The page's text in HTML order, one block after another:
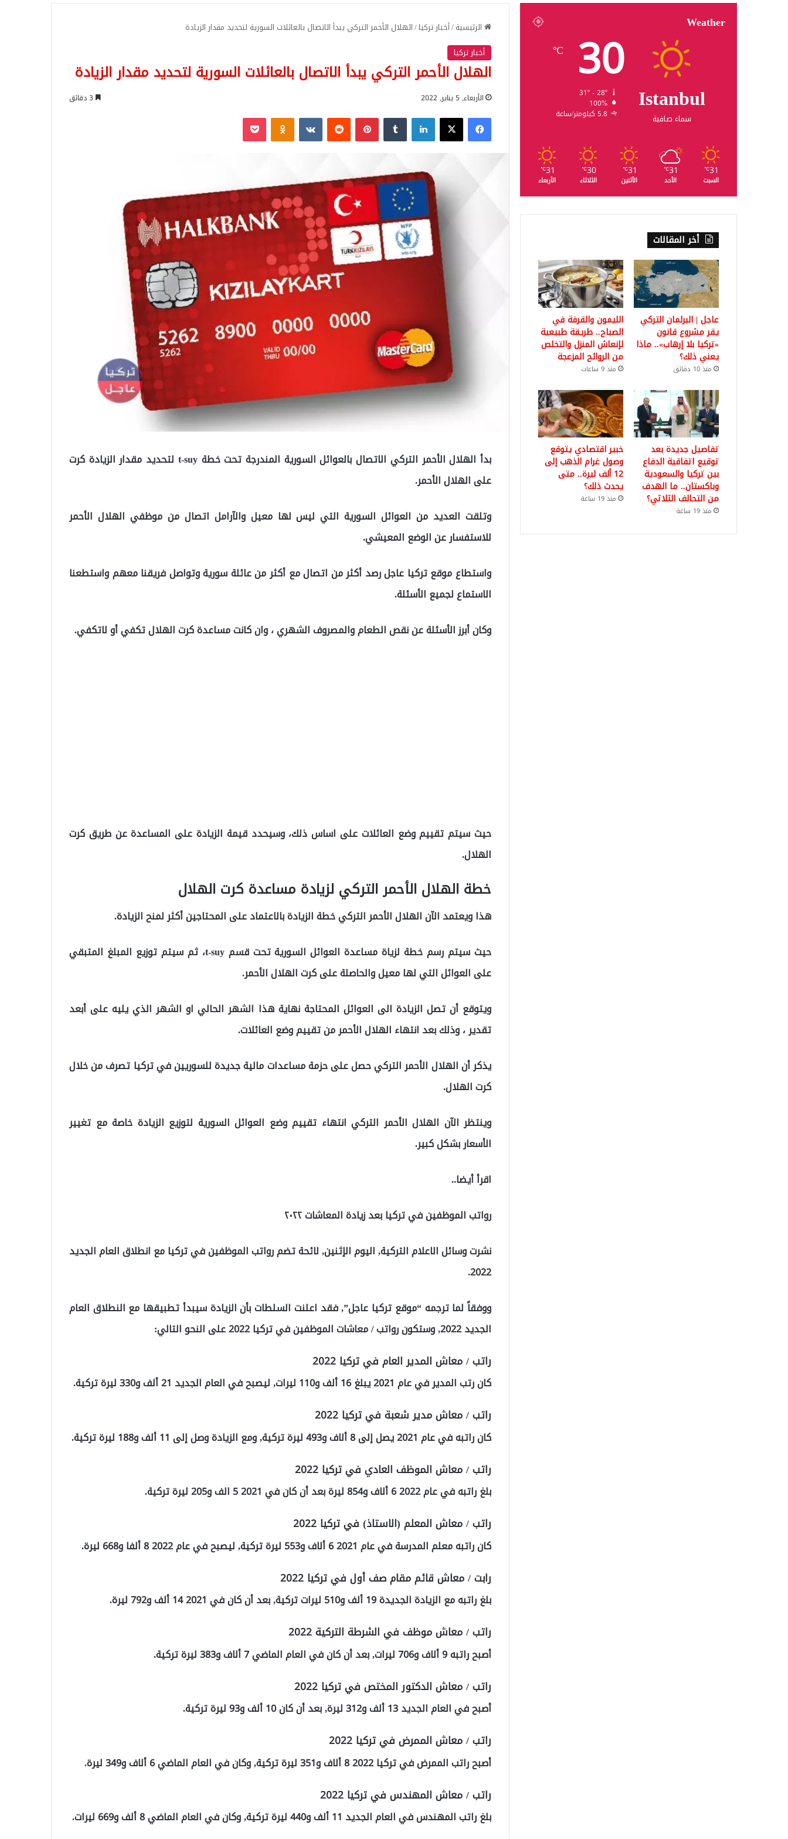
الرئيسية/أخبار تركيا/الهلال الأحمر التركي يبدأ الاتصال بالعائلات السورية لتحديد مقدار الزيادة
أخبار تركيا
الهلال الأحمر التركي يبدأ الاتصال بالعائلات السورية لتحديد مقدار الزيادة
الأربعاء, 5 يناير, 2022
فيسبوك‫X لينكدإن بينتيريست Odnoklassniki
‫Pocket
بدأ الهلال الأحمر التركي الاتصال بالعوائل السورية المندرجة تحت خطة t-suy لتحديد مقدار الزيادة كرت
على الهلال الأحمر.
وتلقت العديد من العوائل السورية التي ليس لها معيل والآرامل اتصال من موظفي الهلال الأحمر
للاستفسار عن الوضع المعيشي.
واستطاع موقع تركيا عاجل رصد أكثر من اتصال مع أكثر من عائلة سورية وتواصل فريقنا معهم واستطعنا
الاستماع لجميع الأسئلة.
وكان أبرز الأسئلة عن نقص الطعام والمصروف الشهري ، وان كانت مساعدة كرت الهلال تكفي أو لاتكفي.
حيث سيتم تقييم وضع العائلات على اساس ذلك، وسيحدد قيمة الزيادة على المساعدة عن طريق كرت
الهلال.
خطة الهلال الأحمر التركي لزيادة مساعدة كرت الهلال
هذا ويعتمد الآن الهلال الأحمر التركي خطة الزيادة بالاعتماد على المحتاجين أكثر لمنح الزيادة.
حيث سيتم رسم خطة لزياة مساعدة العوائل السورية تحت قسم t-suy، ثم سيتم توزيع المبلغ المتبقي
على العوائل التي لها معيل والحاصلة على كرت الهلال الأحمر.
ويتوقع أن تصل الزيادة الى العوائل المحتاجة نهاية هذا الشهر الحالي او الشهر الذي يليه على أبعد
تقدير ، وذلك بعد انتهاء الهلال الأحمر من تقييم وضع العائلات.
يذكر أن الهلال الأحمر التركي حصل على حزمة مساعدات مالية جديدة للسوريين في تركيا تصرف من خلال
كرت الهلال.
وينتظر الآن الهلال الأحمر التركي انتهاء تقييم وضع العوائل السورية لتوزيع الزيادة خاصة مع تغيير
الأسعار بشكل كبير.
اقرأ أيضا..
رواتب الموظفين في تركيا بعد زيادة المعاشات ٢٠٢٢
نشرت وسائل الاعلام التركية, اليوم الإثنين, لائحة تضم رواتب الموظفين في تركيا مع انطلاق العام الجديد
2022.
ووفقاً لما ترجمه “موقع تركيا عاجل”, فقد اعلنت السلطات بأن الزيادة سيبدأ تطبيقها مع النطلاق العام
الجديد 2022, وستكون رواتب / معاشات الموظفين في تركيا 2022 على النحو التالي:
راتب / معاش المدير العام في تركيا 2022
كان رتب المدير في عام 2021 يبلغ 16 ألف و110 ليرات, ليصبح في العام الجديد 21 ألف و330 ليرة تركية.
راتب / معاش مدير شعبة في تركيا 2022
كان راتبه في عام 2021 يصل إلى 8 ألاف و493 ليرة تركية, ومع الزيادة وصل إلى 11 ألف و188 ليرة تركية.
راتب / معاش الموظف العادي في تركيا 2022
بلغ راتبه في عام 2022 6 ألاف و854 ليرة بعد أن كان في 2021 5 الف و205 ليرة تركية.
راتب / معاش المعلم (الاستاذ) في تركيا 2022
كان راتبه معلم المدرسة في عام 2021 6 ألاف و553 ليرة تركية, ليصبح في عام 2022 8 ألفا و668 ليرة.
رابت / معاش قائم مقام صف أول في تركيا 2022
بلغ راتبه مع الزيادة الجديدة 19 ألف و510 ليرات تركية, بعد أن كان في 2021 14 ألف و792 ليرة.
راتب / معاش موظف في الشرطة التركية 2022
أصبح راتبه 9 ألاف و706 ليرات, بعد أن كان في العام الماضي 7 ألاف و383 ليرة تركية.
راتب / معاش الدكتور المختص في تركيا 2022
أصبح في العام الجديد 13 ألف و312 ليرة, بعد أن كان 10 ألف و93 ليرة تركية.
راتب / معاش الممرض في تركيا 2022
أصبح راتب الممرض في تركيا 2022 8 ألاف و351 ليرة تركية, وكان في العام الماضي 6 ألاف و349 ليرة.
راتب / معاش المهندس في تركيا 2022
بلغ راتب المهندس في العام الجديد 11 ألف و440 ليرة تركية, وكان في العام الماضي 8 ألف و669 ليرات.
Weather
Istanbul
سماء صافية
30
℃
31º - 28º
100%
5.8 كيلومتر/ساعة
31
℃
السبت
31
℃
الأحد
31
℃
الأثنين
30
℃
الثلاثاء
31
℃
الأربعاء
أخر المقالات
عاجل | البرلمان التركي
يقر مشروع قانون
«تركيا بلا إرهاب».. ماذا
يعني ذلك؟
منذ 10 دقائق
الليمون والقرفة في
الصباح.. طريقة طبيعية
لإنعاش المنزل والتخلص
من الروائح المزعجة
منذ 9 ساعات
تفاصيل جديدة بعد
توقيع اتفاقية الدفاع
بين تركيا والسعودية
وباكستان.. ما الهدف
من التحالف الثلاثي؟
منذ 19 ساعة
خبير اقتصادي يتوقع
وصول غرام الذهب إلى
12 ألف ليرة.. متى
يحدث ذلك؟
منذ 19 ساعة